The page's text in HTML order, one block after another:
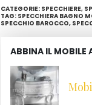
CRISTALLO
SAGOMATO
CATEGORIE: SPECCHIERE,
TAG: SPECCHIERA BAGNO
SPECCHIO BAROCCO,
ABBINA IL MOBILE